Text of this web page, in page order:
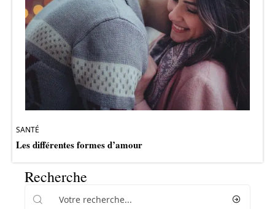
SANTÉ
Les différentes formes d’amour
Recherche